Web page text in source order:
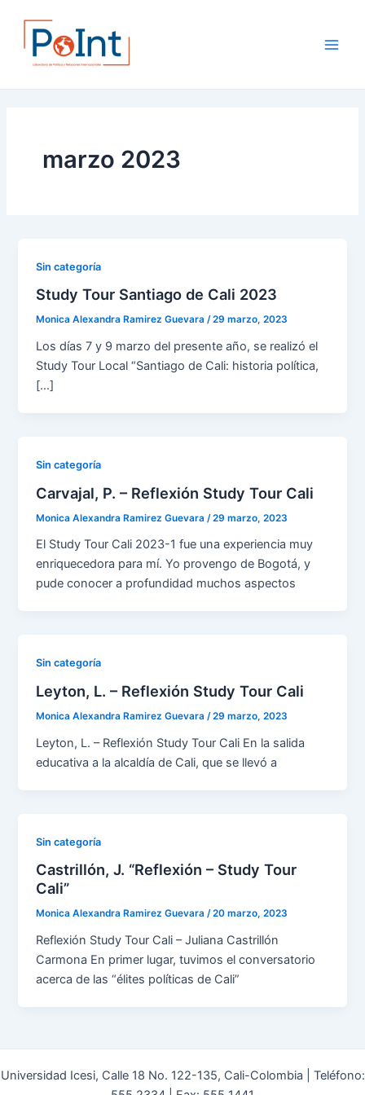
content
marzo 2023
Sin categoría
Study Tour Santiago de Cali 2023
Monica Alexandra Ramirez Guevara/29 marzo, 2023
Los días 7 y 9 marzo del presente año, se realizó el
Study Tour Local “Santiago de Cali: historia política,
[…]
Sin categoría
Carvajal, P. – Reflexión Study Tour Cali
Monica Alexandra Ramirez Guevara /29 marzo, 2023
El Study Tour Cali 2023-1 fue una experiencia muy
enriquecedora para mí. Yo provengo de Bogotá, y
pude conocer a profundidad muchos aspectos
Sin categoría
Leyton, L. – Reflexión Study Tour Cali
Monica Alexandra Ramirez Guevara/29 marzo, 2023
Leyton, L. – Reflexión Study Tour Cali En la salida
educativa a la alcaldía de Cali, que se llevó a
Sin categoría
Castrillón, J. “Reflexión – Study Tour
Cali”
Monica Alexandra Ramirez Guevara/20 marzo, 2023
Reflexión Study Tour Cali – Juliana Castrillón
Carmona En primer lugar, tuvimos el conversatorio
acerca de las “élites políticas de Cali”
Universidad Icesi, Calle 18 No. 122-135, Cali-Colombia | Teléfono: